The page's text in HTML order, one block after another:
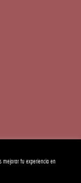
mejorar tu experiencia en